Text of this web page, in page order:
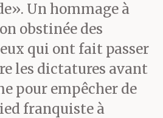
Un hommage à
obstinée des
qui ont fait passer
les dictatures avant
pour empêcher de
franquiste à